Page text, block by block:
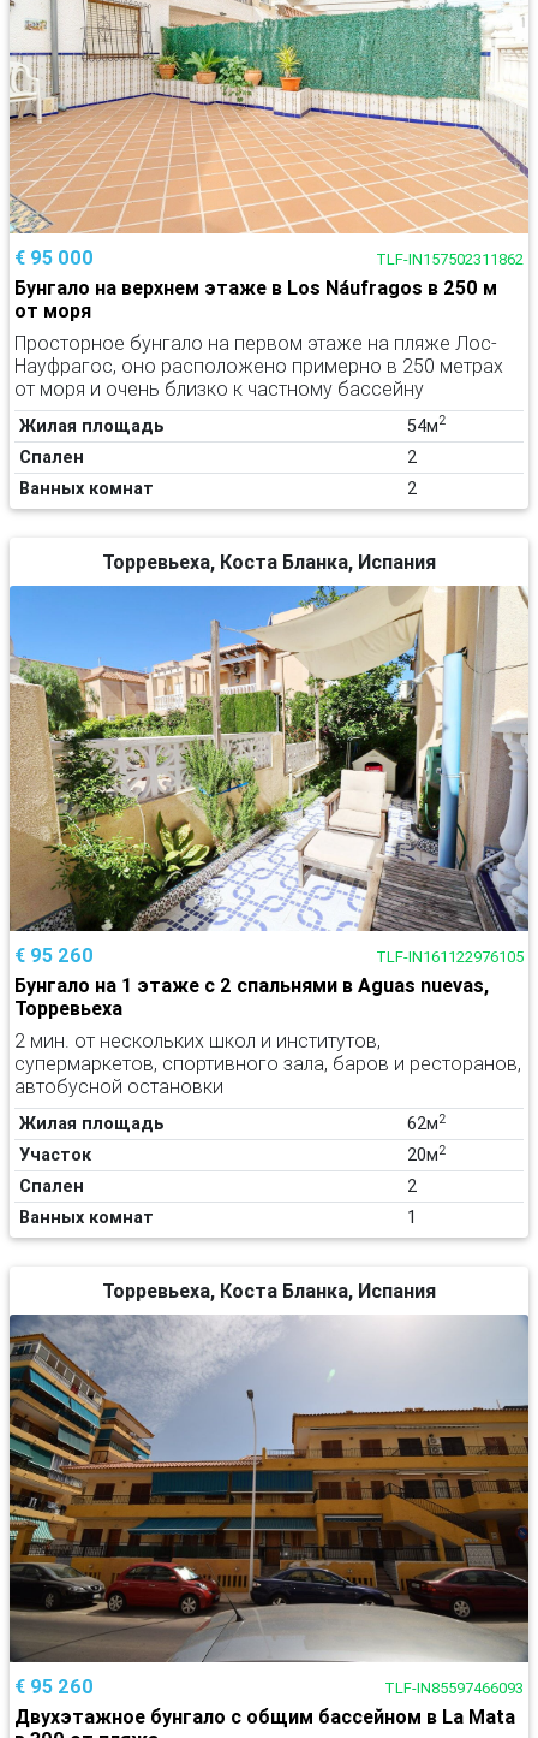
€ 95 000 TLF-IN157502311862
Бунгало на верхнем этаже в Los Náufragos в 250 м
от моря
Просторное бунгало на первом этаже на пляже Лос-
Науфрагос, оно расположено примерно в 250 метрах
от моря и очень близко к частному бассейну
Жилая площадь 54м2
Спален
2
Ванных комнат
2
Торревьеха, Коста Бланка, Испания
€ 95 260 TLF-IN161122976105
Бунгало на 1 этаже с 2 спальнями в Aguas nuevas,
Торревьеха
2 мин. от нескольких школ и институтов,
супермаркетов, спортивного зала, баров и ресторанов,
автобусной остановки
Жилая площадь 62м2
Участок 20м2
Спален
2
Ванных комнат
1
Торревьеха, Коста Бланка, Испания
€ 95 260 TLF-IN85597466093
Двухэтажное бунгало с общим бассейном в La Mata